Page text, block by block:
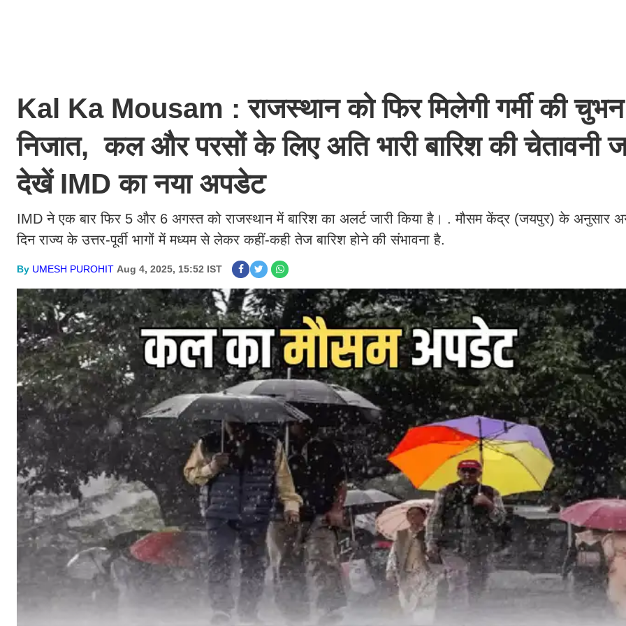
Kal Ka Mousam : राजस्थान को फिर मिलेगी गर्मी की
निजात, कल और परसों के लिए अति भारी बारिश की चेतावनी
देखें IMD का नया अपडेट
IMD ने एक बार फिर 5 और 6 अगस्त को राजस्थान में बारिश का अलर्ट जारी किया है। . मौसम केंद्र (जयपुर) के अनुसार
दिन राज्य के उत्तर-पूर्वी भागों में मध्यम से लेकर कहीं-कही तेज बारिश होने की संभावना है.
By UMESH PUROHIT Aug 4, 2025, 15:52 IST